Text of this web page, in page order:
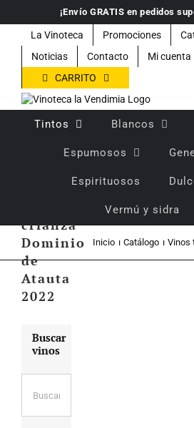
contenido
¡Envío GRATIS en pedidos
La Vinoteca Promociones
Noticias
Contacto
Mi cuenta
CARRITO
Tintos Blancos
Espumosos
Espirituosos
Vermú y sidra
crianza
Dominio
de
Atauta
2022
Inicio Catálogo Vinos
Buscar
vinos